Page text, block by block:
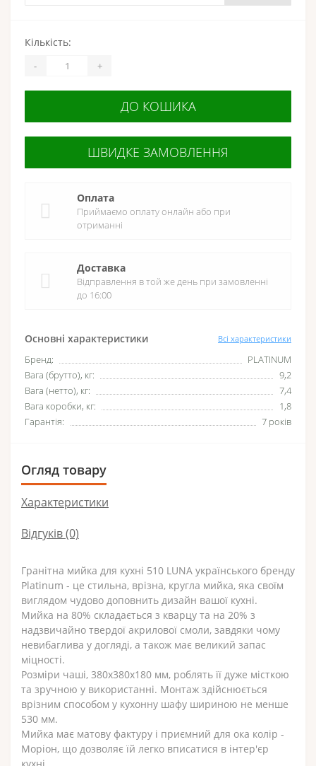
Основні характеристики Всі характеристики
Бренд:
PLATINUM
Вага (брутто), кг:
9,2
Вага (нетто), кг:
7,4
Вага коробки, кг:
1,8
Гарантія:
7 років
Кількість:
- +
ДО КОШИКА
ШВИДКЕ ЗАМОВЛЕННЯ
Оплата
Приймаємо оплату онлайн або при
отриманні
Доставка
Відправлення в той же день при замовленні
до 16:00
Огляд товару
Характеристики
Відгуків (0)
Гранітна мийка для кухні 510 LUNA українського бренду
Platinum - це стильна, врізна, кругла мийка, яка своїм
виглядом чудово доповнить дизайн вашої кухні.
Мийка на 80% складається з кварцу та на 20% з
надзвичайно твердої акрилової смоли, завдяки чому
невибаглива у догляді, а також має великий запас
міцності.
Розміри чаші, 380х380х180 мм, роблять її дуже місткою
та зручною у використанні. Монтаж здійснюється
врізним способом у кухонну шафу шириною не менше
530 мм.
Мийка має матову фактуру і приємний для ока колір -
Моріон, що дозволяє їй легко вписатися в інтер'єр